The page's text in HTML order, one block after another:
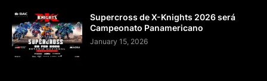
Supercross de X-Knights 2026 será
Campeonato Panamericano
January 15, 2026